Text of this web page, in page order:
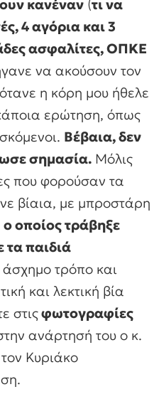
κανέναν (τι να
4 αγόρια και 3
ασφαλίτες, ΟΠΚΕ
να ακούσουν τον
η κόρη μου ήθελε
ερώτηση, όπως
Βέβαια, δεν
σημασία. Μόλις
που φορούσαν τα
βίαια, με μπροστάρη
ο οποίος τράβηξε
τα παιδιά
τρόπο και
και λεκτική βία
στιςφωτογραφίες
ανάρτησή του ο κ.
Κυριάκο